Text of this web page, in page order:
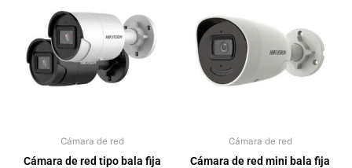
Cámara de red
Cámara de red tipo bala fija
Cámara de red
Cámara de red mini bala fija